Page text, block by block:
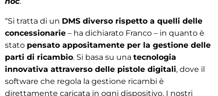
“Si tratta di un DMS diverso rispetto a quelli delle
concessionarie – ha dichiarato Franco – in quanto è
stato pensato appositamente per la gestione delle
parti di ricambio. Si basa su una tecnologia
innovativa attraverso delle pistole digitali, dove il
software che regola la gestione ricambi è
direttamente caricata in ogni dispositivo. I nostri